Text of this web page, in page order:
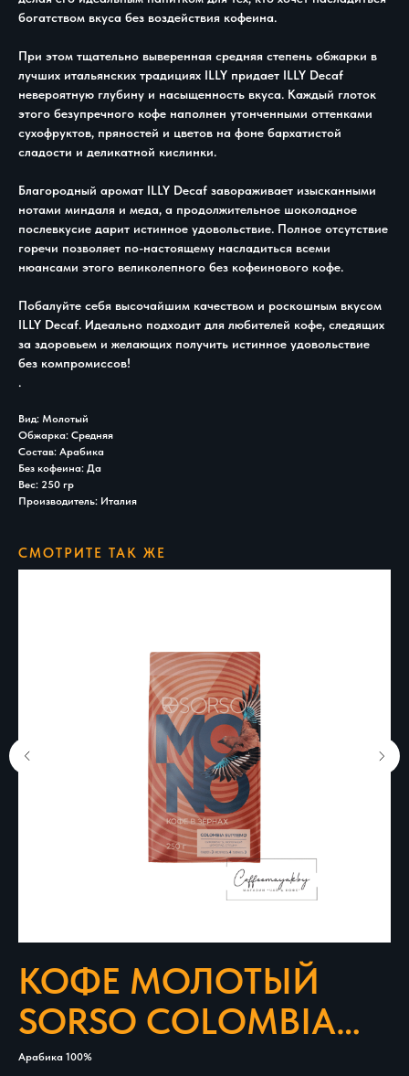
богатством вкуса без воздействия кофеина.
При этом тщательно выверенная средняя степень обжарки в
лучших итальянских традициях ILLY придает ILLY Decaf
невероятную глубину и насыщенность вкуса. Каждый глоток
этого безупречного кофе наполнен утонченными оттенками
сухофруктов, пряностей и цветов на фоне бархатистой
сладости и деликатной кислинки.
Благородный аромат ILLY Decaf завораживает изысканными
нотами миндаля и меда, а продолжительное шоколадное
послевкусие дарит истинное удовольствие. Полное отсутствие
горечи позволяет по-настоящему насладиться всеми
нюансами этого великолепного без кофеинового кофе.
Побалуйте себя высочайшим качеством и роскошным вкусом
ILLY Decaf. Идеально подходит для любителей кофе, следящих
за здоровьем и желающих получить истинное удовольствие
без компромиссов!
.
Вид: Молотый
Обжарка: Средняя
Состав: Арабика
Без кофеина: Да
Вес: 250 гр
Производитель: Италия
СМОТРИТЕ ТАК ЖЕ
КОФЕ МОЛОТЫЙ
SORSO COLOMBIA
SUPREMO
Арабика 100%